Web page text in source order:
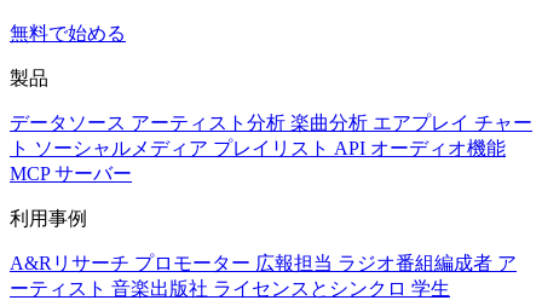
無料で始める
製品
データソース アーティスト分析 楽曲分析 エアプレイ チャー
ト ソーシャルメディア プレイリスト API オーディオ機能
MCP サーバー
利用事例
A&Rリサーチ プロモーター 広報担当 ラジオ番組編成者 ア
ーティスト 音楽出版社 ライセンスとシンクロ 学生